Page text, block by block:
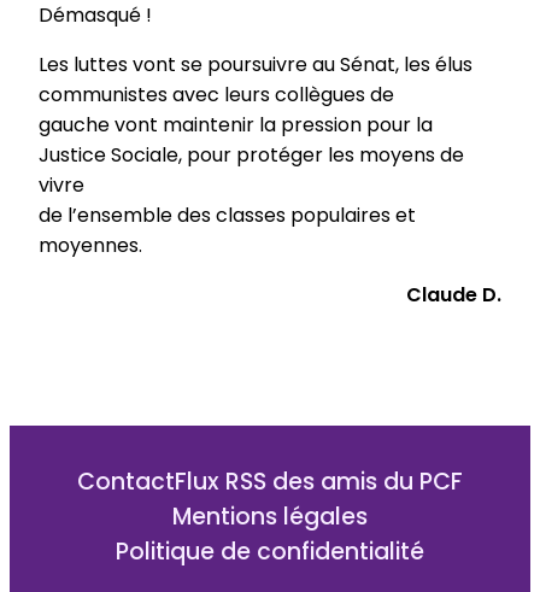
Démasqué !
Les luttes vont se poursuivre au Sénat, les élus
communistes avec leurs collègues de
gauche vont maintenir la pression pour la
Justice Sociale, pour protéger les moyens de
vivre
de l’ensemble des classes populaires et
moyennes.
Claude D.
ContactFlux RSS des amis du PCF
Mentions légales
Politique de confidentialité